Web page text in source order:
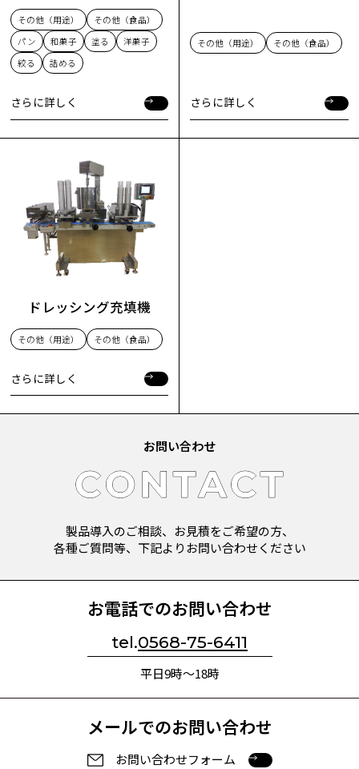
その他（用途）
その他（食品）
パン
和菓子 塗る
洋菓子
絞る
詰める
さらに詳しく
さらに詳しく
その他（用途） その他（食品）
さらに詳しく
さらに詳しく
ドレッシング充填機
その他（用途） その他（食品）
さらに詳しく
さらに詳しく
お問い合わせ
製品導入のご相談、お見積をご希望の方、
各種ご質問等、下記よりお問い合わせください
お電話でのお問い合わせ
tel.0568-75-6411
平日9時～18時
メールでのお問い合わせ
お問い合わせフォーム